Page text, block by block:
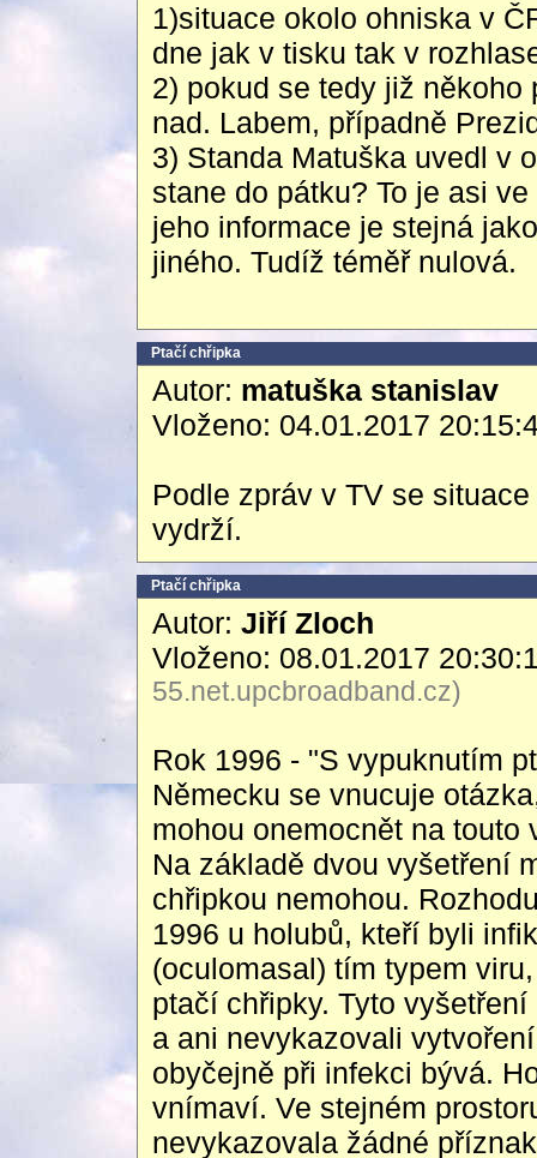
1)situace okolo ohniska v
dne jak v tisku tak v
2) pokud se tedy již někoho
nad. Labem, případně
3) Standa Matuška uvedl v
stane do pátku? To je asi
jeho informace je stejná
jiného. Tudíž téměř nulová.
Ptačí chřipka
Autor: matuška stanislav
Vloženo: 04.01.2017
Podle zpráv v TV se
vydrží.
Ptačí chřipka
Autor: Jiří Zloch
Vloženo: 08.01.2017
55.net.upcbroadband.cz)
Rok 1996 - "S vypuknutím
Německu se vnucuje
mohou onemocnět na touto
Na základě dvou vyšetření
chřipkou nemohou.
1996 u holubů, kteří byli
(oculomasal) tím typem
ptačí chřipky. Tyto
a ani nevykazovali
obyčejně při infekci bývá.
vnímaví. Ve stejném
nevykazovala žádné